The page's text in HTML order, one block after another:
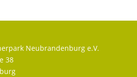
Neubrandenburg e.V.
38